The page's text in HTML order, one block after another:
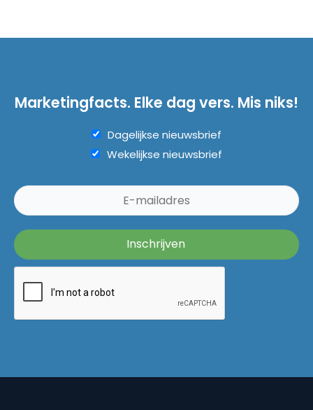
Marketingfacts. Elke dag vers. Mis niks!
Dagelijkse nieuwsbrief
Wekelijkse nieuwsbrief